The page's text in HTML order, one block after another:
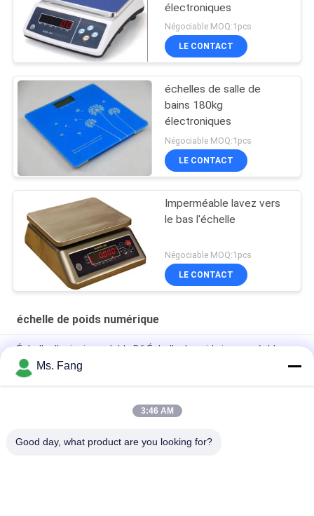
électroniques
Négociable MOQ:1pcs
LE CONTACT
échelles de salle de
bains 180kg
électroniques
Négociable MOQ:1pcs
LE CONTACT
Imperméable lavez vers
le bas l'échelle
Négociable MOQ:1pcs
LE CONTACT
échelle de poids numérique
Échelle d'acier inoxydable D6 Échelle de poids imperméable
IP68
Balance électronique étanche de haute qualité 30 kg D11
Échelle en acier inoxydable D6 Échelle de poids étanche IP68
Ms. Fang
3:46 AM
Good day, what product are you looking for?